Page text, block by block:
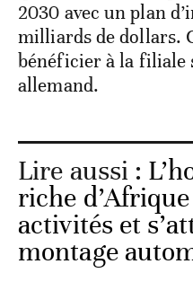
2030 avec un plan
milliards de dollars.
bénéficier à la filiale
allemand.
Lire aussi :
riche
activités et
montage